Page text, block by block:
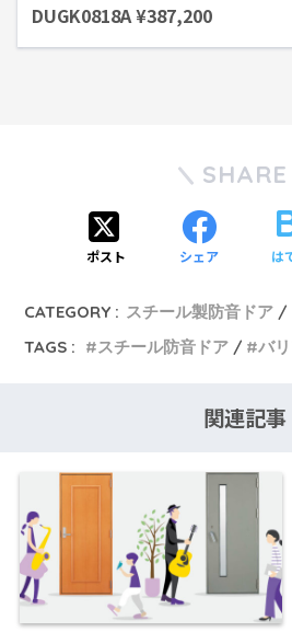
DUGK0818A ¥387,200
SHARE
ポスト シェア は
CATEGORY : スチール製防音ドア
TAGS :
スチール防音ドア バ
関連記事